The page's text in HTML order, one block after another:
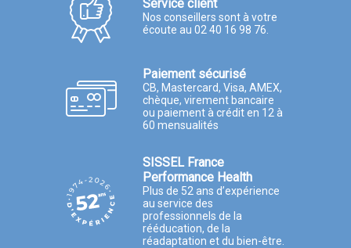
Service client
Nos conseillers sont à votre
écoute au 02 40 16 98 76.
Paiement sécurisé
CB, Mastercard, Visa, AMEX,
chèque, virement bancaire
ou paiement à crédit en 12 à
60 mensualités
SISSEL France
Performance Health
Plus de 52 ans d’expérience
au service des
professionnels de la
rééducation, de la
réadaptation et du bien-être.